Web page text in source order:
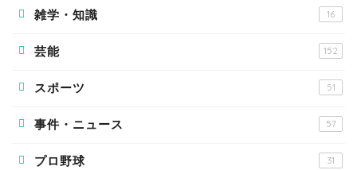
雑学・知識 16
芸能 152
スポーツ 51
事件・ニュース 57
プロ野球 31